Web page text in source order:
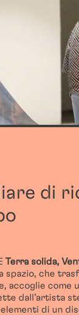
di
Terra solida,
spazio, che
accoglie
dall’artista
di un